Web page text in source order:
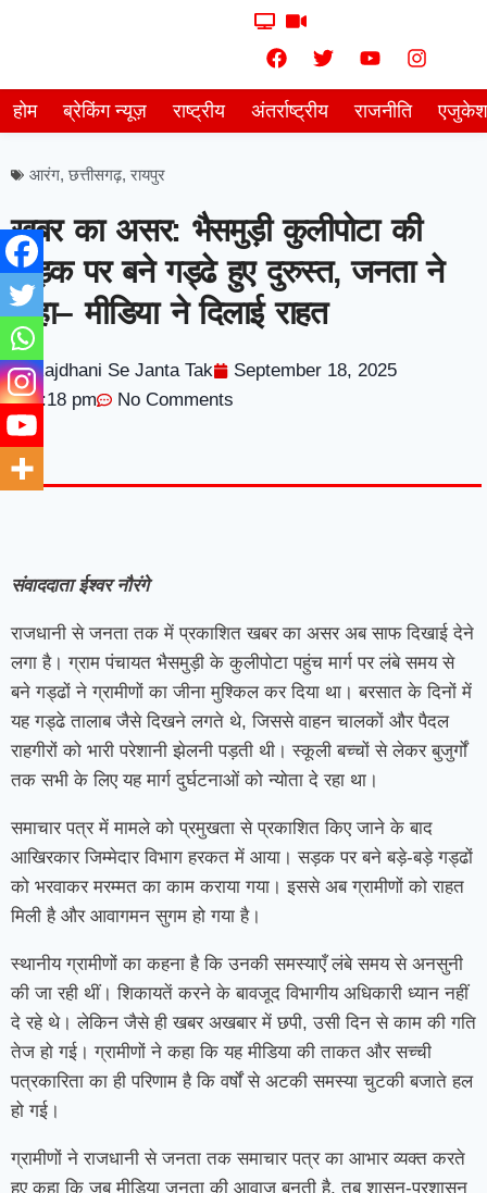
होम ब्रेकिंग न्यूज़ राष्ट्रीय अंतर्राष्ट्रीय राजनीति
आरंग,छत्तीसगढ़,रायपुर
खबर का असर: भैसमुड़ी कुलीपोटा की
सड़क पर बने गड्ढे हुए दुरुस्त, जनता ने
कहा– मीडिया ने दिलाई राहत
Rajdhani Se Janta Tak
September 18, 2025
3:18 pm
No Comments
संवाददाता ईश्वर नौरंगे
राजधानी से जनता तक में प्रकाशित खबर का असर अब साफ दिखाई देने
लगा है। ग्राम पंचायत भैसमुड़ी के कुलीपोटा पहुंच मार्ग पर लंबे समय से
बने गड्ढों ने ग्रामीणों का जीना मुश्किल कर दिया था। बरसात के दिनों में
यह गड्ढे तालाब जैसे दिखने लगते थे, जिससे वाहन चालकों और पैदल
राहगीरों को भारी परेशानी झेलनी पड़ती थी। स्कूली बच्चों से लेकर बुजुर्गों
तक सभी के लिए यह मार्ग दुर्घटनाओं को न्योता दे रहा था।
समाचार पत्र में मामले को प्रमुखता से प्रकाशित किए जाने के बाद
आखिरकार जिम्मेदार विभाग हरकत में आया। सड़क पर बने बड़े-बड़े गड्ढों
को भरवाकर मरम्मत का काम कराया गया। इससे अब ग्रामीणों को राहत
मिली है और आवागमन सुगम हो गया है।
स्थानीय ग्रामीणों का कहना है कि उनकी समस्याएँ लंबे समय से अनसुनी
की जा रही थीं। शिकायतें करने के बावजूद विभागीय अधिकारी ध्यान नहीं
दे रहे थे। लेकिन जैसे ही खबर अखबार में छपी, उसी दिन से काम की गति
तेज हो गई। ग्रामीणों ने कहा कि यह मीडिया की ताकत और सच्ची
पत्रकारिता का ही परिणाम है कि वर्षों से अटकी समस्या चुटकी बजाते हल
हो गई।
ग्रामीणों ने राजधानी से जनता तक समाचार पत्र का आभार व्यक्त करते
हुए कहा कि जब मीडिया जनता की आवाज़ बनती है, तब शासन-प्रशासन